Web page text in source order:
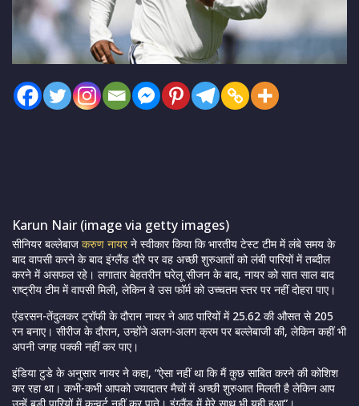
Karun Nair (image via getty images)
सीनियर बल्लेबाज करुण नायरने स्वीकार किया कि भारतीय टेस्ट टीम में लंबे समय के
बाद वापसी करने के बाद इंग्लैंड दौरे पर वह अच्छी शुरुआतों को लंबी पारियों में तब्दील
करने में असफल रहे। लगातार बेहतरीन घरेलू सीजन के बाद, नायर को सात साल बाद
राष्ट्रीय टीम में वापसी मिली, लेकिन वे उस फॉर्म को उच्चतम स्तर पर नहीं दोहरा पाए।
एंडरसन-तेंदुलकर ट्रॉफी के दौरान नायर ने आठ पारियों में 25.62 की औसत से 205
रन बनाए। सीरीज के दौरान, उन्होंने अलग-अलग क्रम पर बल्लेबाजी की, लेकिन कहीं भी
अपनी जगह पक्की नहीं कर पाए।
इंडिया टुडे के अनुसार नायर ने कहा, “ऐसा नहीं था कि मैं कुछ साबित करने की कोशिश
कर रहा था। कभी-कभी आपको ज्यादातर मैचों में अच्छी शुरुआत मिलती है लेकिन आप